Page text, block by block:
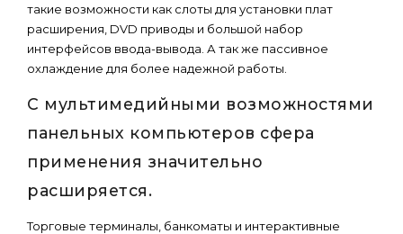
такие возможности как слоты для установки плат
расширения, DVD приводы и большой набор
интерфейсов ввода-вывода. А так же пассивное
охлаждение для более надежной работы.
С мультимедийными возможностями
панельных компьютеров сфера
применения значительно
расширяется.
Торговые терминалы, банкоматы и интерактивные